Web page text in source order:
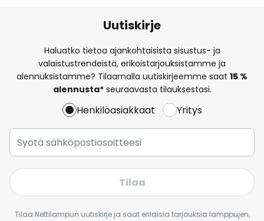
Uutiskirje
Haluatko tietoa ajankohtaisista sisustus- ja
valaistustrendeistä, erikoistarjouksistamme ja
alennuksistamme? Tilaamalla uutiskirjeemme saat 15 %
alennusta*seuraavasta tilauksestasi.
Henkilöasiakkaat Yritys
Tilaa
Tilaa Nettilampun uutiskirje ja saat erilaisia tarjouksia lamppujen,